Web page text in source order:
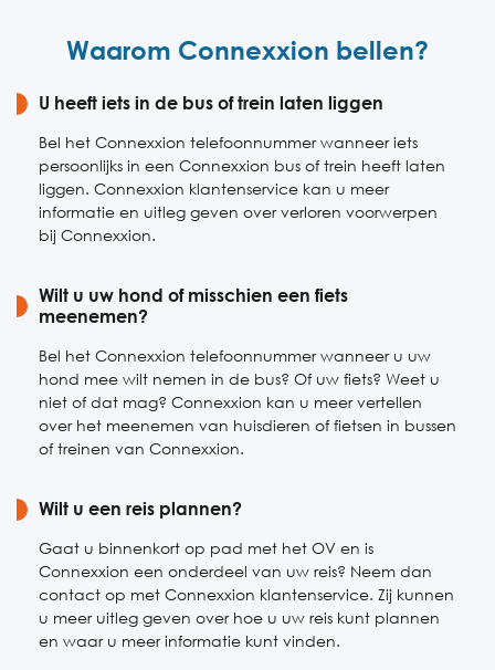
Vrijdag
06:00-22:00
Zaterdag
07:00-22:00
Zondag
09:00-22:00
Waarom Connexxion bellen?
U heeft iets in de bus of trein laten liggen
Bel het Connexxion telefoonnummer wanneer iets
persoonlijks in een Connexxion bus of trein heeft laten
liggen. Connexxion klantenservice kan u meer
informatie en uitleg geven over verloren voorwerpen
bij Connexxion.
Wilt u uw hond of misschien een fiets
meenemen?
Bel het Connexxion telefoonnummer wanneer u uw
hond mee wilt nemen in de bus? Of uw fiets? Weet u
niet of dat mag? Connexxion kan u meer vertellen
over het meenemen van huisdieren of fietsen in bussen
of treinen van Connexxion.
Wilt u een reis plannen?
Gaat u binnenkort op pad met het OV en is
Connexxion een onderdeel van uw reis? Neem dan
contact op met Connexxion klantenservice. Zij kunnen
u meer uitleg geven over hoe u uw reis kunt plannen
en waar u meer informatie kunt vinden.